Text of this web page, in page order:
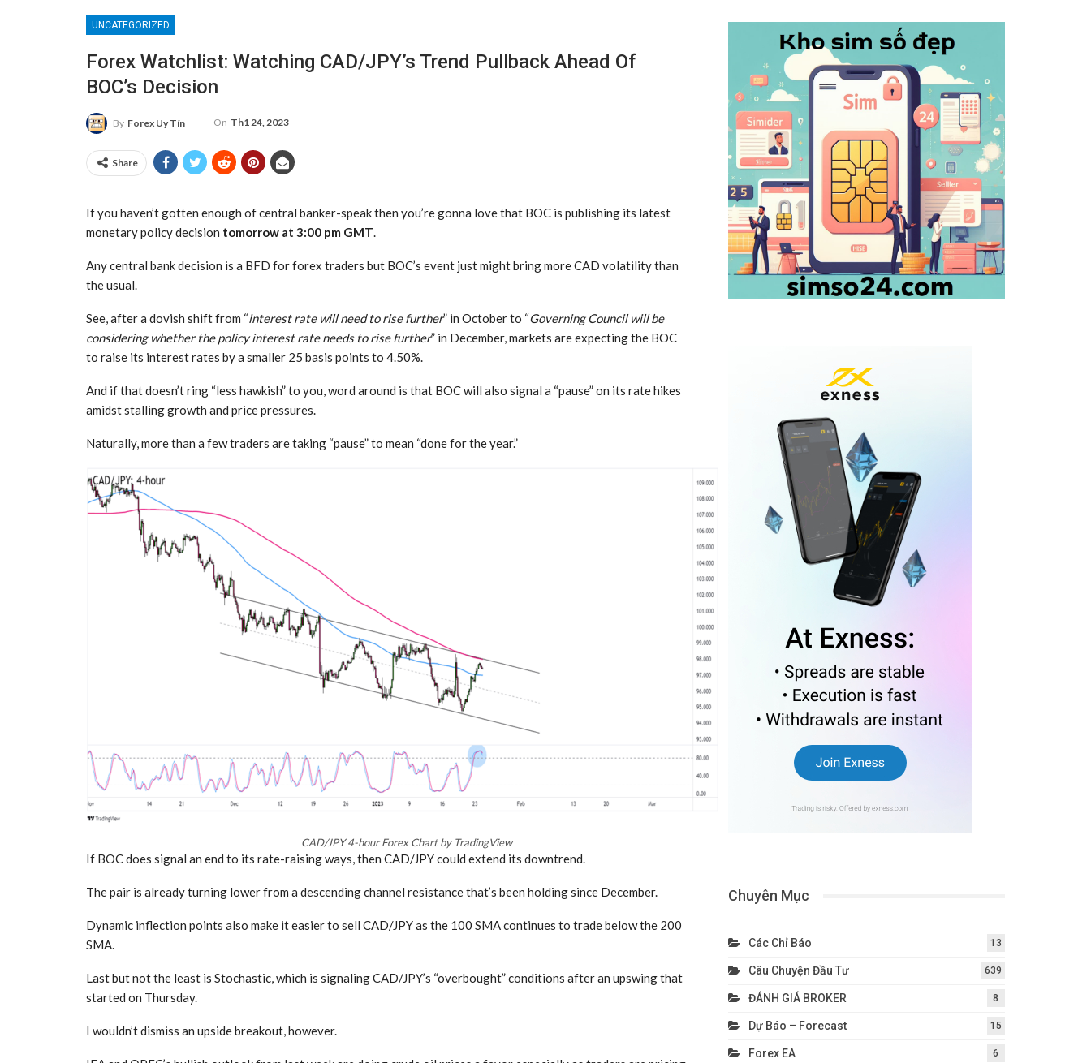
UNCATEGORIZED
Forex Watchlist: Watching CAD/JPY’s Trend Pullback Ahead Of
BOC’s Decision
By Forex Uy Tín On Th1 24, 2023
Share
If you haven’t gotten enough of central banker-speak then you’re gonna love that BOC is publishing its latest
monetary policy decision tomorrow at 3:00 pm GMT.
Any central bank decision is a BFD for forex traders but BOC’s event just might bring more CAD volatility than
the usual.
See, after a dovish shift from “interest rate will need to rise further” in October to “Governing Council will be
considering whether the policy interest rate needs to rise further” in December, markets are expecting the BOC
to raise its interest rates by a smaller 25 basis points to 4.50%.
And if that doesn’t ring “less hawkish” to you, word around is that BOC will also signal a “pause” on its rate hikes
amidst stalling growth and price pressures.
Naturally, more than a few traders are taking “pause” to mean “done for the year.”
CAD/JPY 4-hour Forex Chart by TradingView
If BOC does signal an end to its rate-raising ways, then CAD/JPY could extend its downtrend.
The pair is already turning lower from a descending channel resistance that’s been holding since December.
Dynamic inflection points also make it easier to sell CAD/JPY as the 100 SMA continues to trade below the 200
SMA.
Last but not the least is Stochastic, which is signaling CAD/JPY’s “overbought” conditions after an upswing that
started on Thursday.
I wouldn’t dismiss an upside breakout, however.
Chuyên Mục
Các Chỉ Báo 13
Câu Chuyện Đầu Tư 639
ĐÁNH GIÁ BROKER 8
Dự Báo – Forecast 15
Forex EA 6